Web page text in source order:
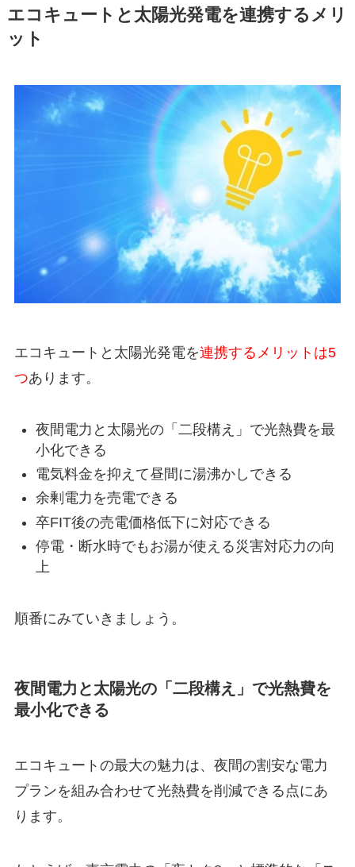
エコキュートと太陽光発電を連携するメリ
ット
エコキュートと太陽光発電を連携するメリットは5
つあります。
夜間電力と太陽光の「二段構え」で光熱費を最
小化できる
電気料金を抑えて昼間に湯沸かしできる
余剰電力を売電できる
卒FIT後の売電価格低下に対応できる
停電・断水時でもお湯が使える災害対応力の向
上
順番にみていきましょう。
夜間電力と太陽光の「二段構え」で光熱費を
最小化できる
エコキュートの最大の魅力は、夜間の割安な電力
プランを組み合わせて光熱費を削減できる点にあ
ります。